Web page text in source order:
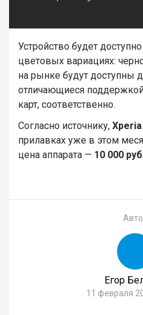
Устройство будет
цветовых вариациях:
на рынке будут доступны
отличающиеся
карт, соответственно.
Согласно источнику, Xperia
прилавках уже в этом
цена аппарата — 10 000
Егор
11 февраля